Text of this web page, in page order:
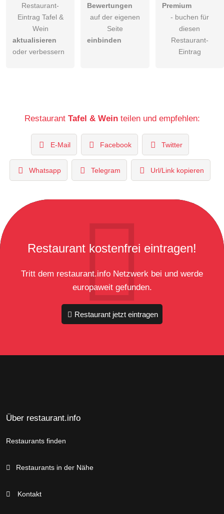
Restaurant-
Eintrag Tafel &
Wein
aktualisieren
oder verbessern
Bewertungen
auf der eigenen
Seite
einbinden
Premium
- buchen für
diesen
Restaurant-
Eintrag
Restaurant Tafel & Weinteilen und empfehlen:
E-Mail Facebook Twitter
Whatsapp Telegram Url/Link kopieren
Restaurant kostenfrei eintragen!
Tritt dem restaurant.info Netzwerk bei und werde
europaweit gefunden.
Restaurant jetzt eintragen
Über restaurant.info
Restaurants finden
Restaurants in der Nähe
Kontakt